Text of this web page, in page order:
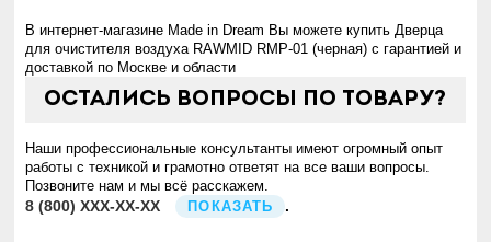
В интернет-магазине Made in Dream Вы можете купить Дверца
для очистителя воздуха RAWMID RMP-01 (черная) с гарантией и
доставкой по Москве и области
Остались вопросы по товару?
Наши профессиональные консультанты имеют огромный опыт
работы с техникой и грамотно ответят на все ваши вопросы.
Позвоните нам и мы всё расскажем.
8 (800)XXX-XX-XX ПОКАЗАТЬ .